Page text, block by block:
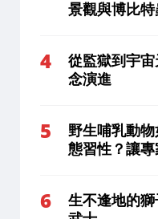
景觀與博比特
從監獄到宇
念演進
野生哺乳動
態習性？讓專
生不逢地的